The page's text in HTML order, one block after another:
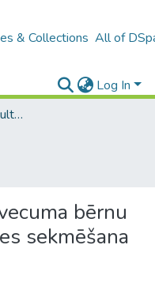
& Collections All of
Log In
B4 – LU fakultātes / Faculties of the UL
bērnu
sekmēšana